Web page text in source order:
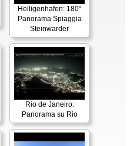
Heiligenhafen: 180°
Panorama Spiaggia
Steinwarder
Rio de Janeiro:
Panorama su Rio